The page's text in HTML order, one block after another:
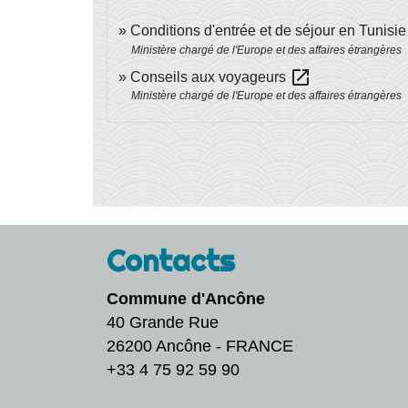
Conditions d'entrée et de séjour en Tunisie
Ministère chargé de l'Europe et des affaires étrangères
Conseils aux voyageurs open_in_new
Ministère chargé de l'Europe et des affaires étrangères
Contacts
Commune d'Ancône
40 Grande Rue
26200 Ancône - FRANCE
+33 4 75 92 59 90